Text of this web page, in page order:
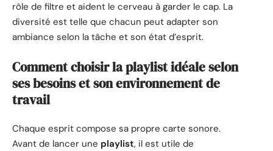
rôle de filtre et aident le cerveau à garder le cap. La
diversité est telle que chacun peut adapter son
ambiance selon la tâche et son état d’esprit.
Comment choisir la playlist idéale selon
ses besoins et son environnement de
travail
Chaque esprit compose sa propre carte sonore.
Avant de lancer une playlist, il est utile de